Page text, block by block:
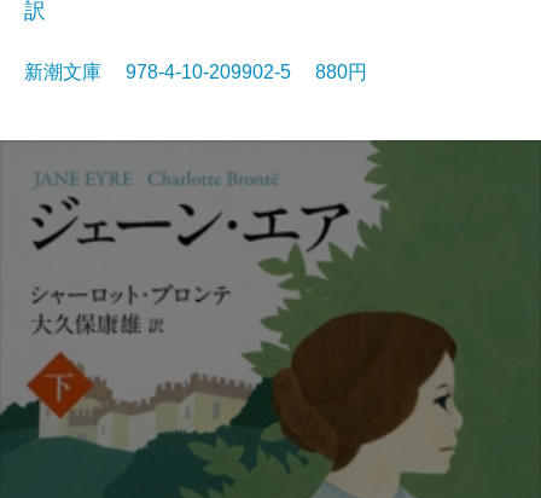
訳
新潮文庫 978-4-10-209902-5 880円